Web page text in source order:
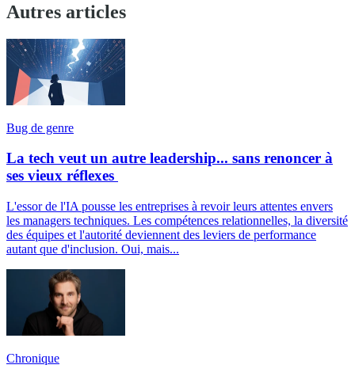
Autres articles
Bug de genre
La tech veut un autre leadership... sans renoncer à
ses vieux réflexes
L'essor de l'IA pousse les entreprises à revoir leurs attentes envers
les managers techniques. Les compétences relationnelles, la diversité
des équipes et l'autorité deviennent des leviers de performance
autant que d'inclusion. Oui, mais...
Chronique